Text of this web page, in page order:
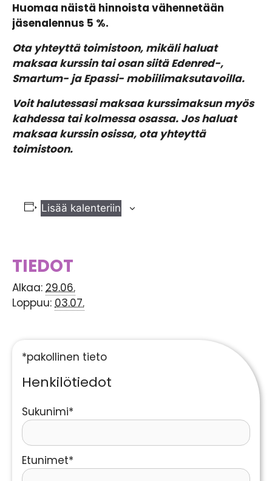
Huomaa näistä hinnoista vähennetään
jäsenalennus 5 %.
Ota yhteyttä toimistoon, mikäli haluat
maksaa kurssin tai osan siitä Edenred-,
Smartum- ja Epassi- mobiilimaksutavoilla.
Voit halutessasi maksaa kurssimaksun myös
kahdessa tai kolmessa osassa. Jos haluat
maksaa kurssin osissa, ota yhteyttä
toimistoon.
Lisää kalenteriin
TIEDOT
Alkaa: 29.06.
Loppuu: 03.07.
*pakollinen tieto
Henkilötiedot
Sukunimi*
Etunimet*